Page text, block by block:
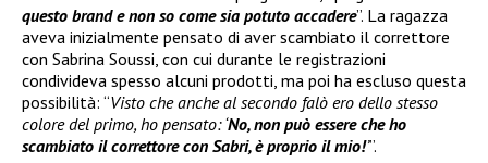
questo brand e non so come sia potuto accadere”. La ragazza
aveva inizialmente pensato di aver scambiato il correttore
con Sabrina Soussi, con cui durante le registrazioni
condivideva spesso alcuni prodotti, ma poi ha escluso questa
possibilità: “Visto che anche al secondo falò ero dello stesso
colore del primo, ho pensato: ‘No, non può essere che ho
scambiato il correttore con Sabri, è proprio il mio!’”.